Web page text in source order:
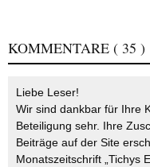
KOMMENTARE ( 35 )
Liebe Leser!
Wir sind dankbar für Ihre
Beteiligung sehr. Ihre
Beiträge auf der Site
Monatszeitschrift „Tichys